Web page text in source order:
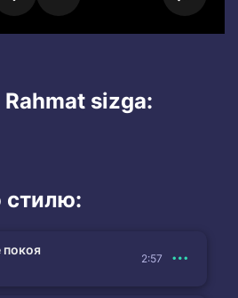
Rahmat sizga:
стилю:
покоя
2:57